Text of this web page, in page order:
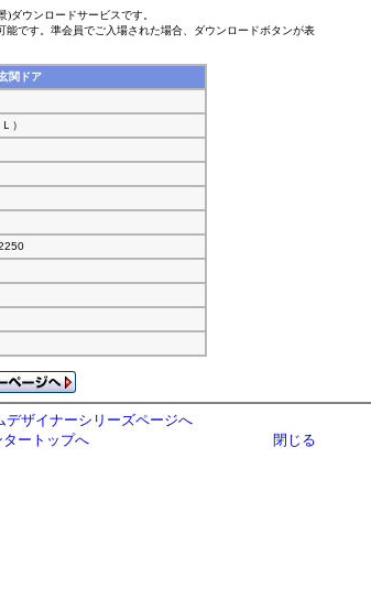
ダウンロードサービスです。
です。準会員でご入場された場合、ダウンロードボタンが表
関ドア
）
デザイナーシリーズページへ
ートップへ
閉じる